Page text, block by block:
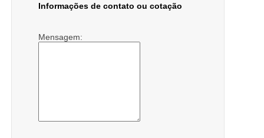
Informações de contato ou cotação
Mensagem: